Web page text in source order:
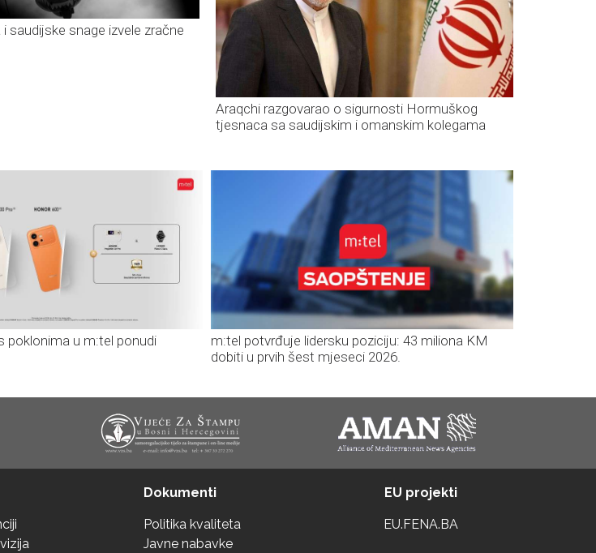
saudijske snage izvele zračne
Araqchi razgovarao o sigurnosti Hormuškog
tjesnaca sa saudijskim i omanskim kolegama
poklonima u m:tel ponudi
m:tel potvrđuje lidersku poziciju: 43 miliona KM
dobiti u prvih šest mjeseci 2026.
Dokumenti
Politika kvaliteta
Javne nabavke
EU projekti
EU.FENA.BA